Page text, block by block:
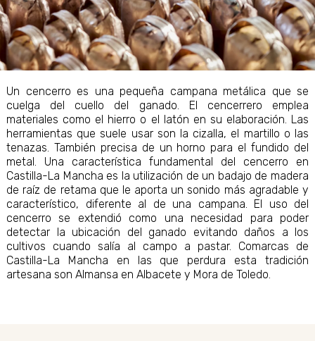
Un cencerro es una pequeña campana metálica que se
cuelga del cuello del ganado. El cencerrero emplea
materiales como el hierro o el latón en su elaboración. Las
herramientas que suele usar son la cizalla, el martillo o las
tenazas. También precisa de un horno para el fundido del
metal. Una característica fundamental del cencerro en
Castilla-La Mancha es la utilización de un badajo de madera
de raíz de retama que le aporta un sonido más agradable y
característico, diferente al de una campana. El uso del
cencerro se extendió como una necesidad para poder
detectar la ubicación del ganado evitando daños a los
cultivos cuando salía al campo a pastar. Comarcas de
Castilla-La Mancha en las que perdura esta tradición
artesana son Almansa en Albacete y Mora de Toledo.